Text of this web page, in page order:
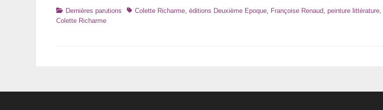
Catégories
Dernières parutions TagsColette Richarme éditions Deuxième Epoque Françoise Renaud peinture littérature
Colette Richarme